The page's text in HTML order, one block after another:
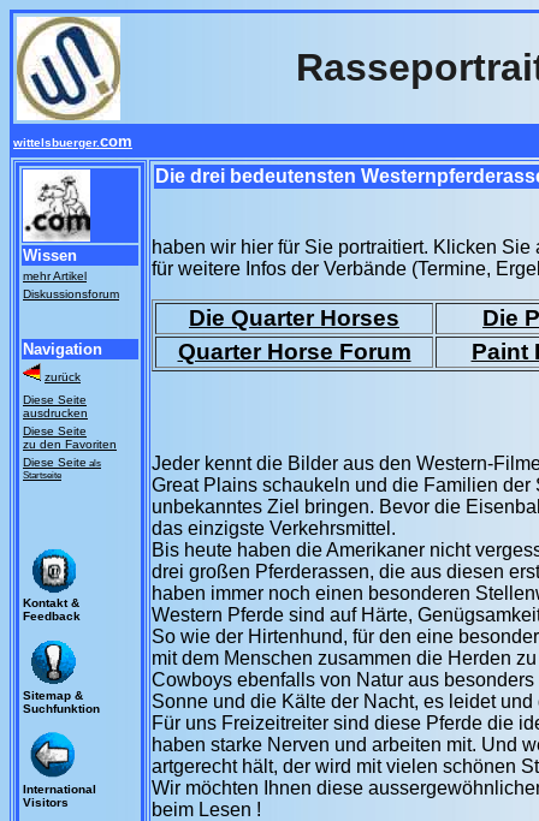
wittelsbuerger.com
Wissen
mehr Artikel
Diskussionsforum
Navigation
zurück
Diese Seite
ausdrucken
Diese Seite
zu den Favoriten
Diese Seite als
Startseite
Kontakt &
Feedback
Sitemap &
Suchfunktion
International
Visitors
Die drei bedeutensten
haben wir hier für Sie portraitiert. Klicken
für weitere Infos der Verbände (Termine,
Die Quarter Horses
Die
Quarter Horse Forum
Paint
Jeder kennt die Bilder aus den Western-
Great Plains schaukeln und die Familien
unbekanntes Ziel bringen. Bevor die
das einzigste Verkehrsmittel.
Bis heute haben die Amerikaner nicht
drei großen Pferderassen, die aus diesen
haben immer noch einen besonderen
Western Pferde sind auf Härte,
So wie der Hirtenhund, für den eine
mit dem Menschen zusammen die Herden
Cowboys ebenfalls von Natur aus
Sonne und die Kälte der Nacht, es leidet
Für uns Freizeitreiter sind diese Pferde die
haben starke Nerven und arbeiten mit. Und
artgerecht hält, der wird mit vielen schönen
Wir möchten Ihnen diese
beim Lesen !